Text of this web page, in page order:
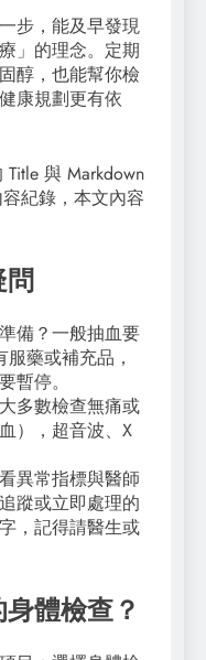
步，能及早發現
」的理念。定期
醇，也能幫你檢
康規劃更有依
Title 與 Markdown
紀錄，本文內容
問
備？一般抽血要
藥或補充品，
暫停。
多數檢查無痛或
），超音波、X
異常指標與醫師
蹤或立即處理的
，記得請醫生或
體檢查？